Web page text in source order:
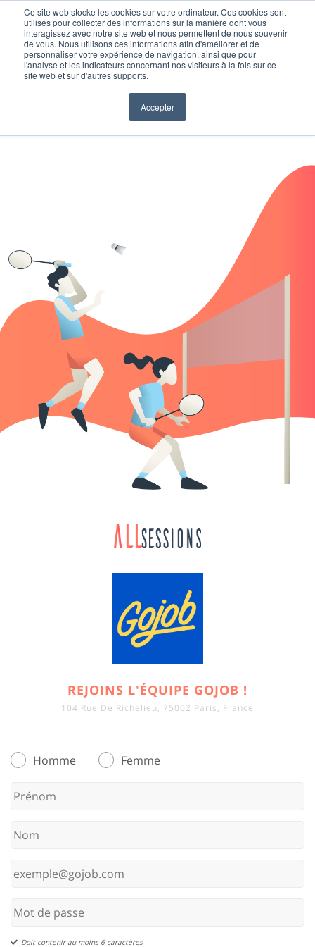
Ce site web stocke les cookies sur votre ordinateur. Ces cookies sont
utilisés pour collecter des informations sur la manière dont vous
interagissez avec notre site web et nous permettent de nous souvenir
de vous. Nous utilisons ces informations afin d'améliorer et de
personnaliser votre expérience de navigation, ainsi que pour
l'analyse et les indicateurs concernant nos visiteurs à la fois sur ce
site web et sur d'autres supports.
Accepter
REJOINS L'ÉQUIPE GOJOB !
104 Rue De Richelieu, 75002 Paris, France
Homme Femme
Doit contenir au moins 6 caractères